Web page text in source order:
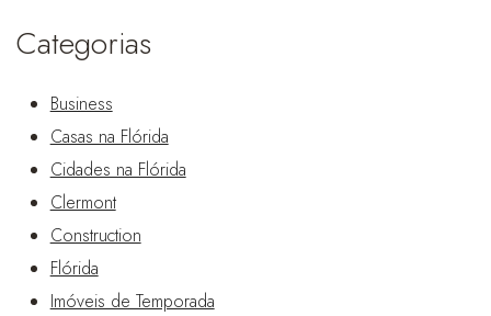
Categorias
Business
Casas na Flórida
Cidades na Flórida
Clermont
Construction
Flórida
Imóveis de Temporada